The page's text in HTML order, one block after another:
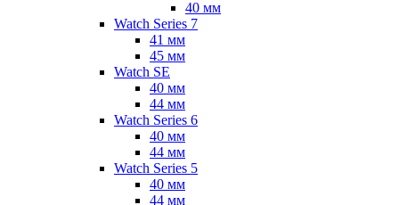
40 мм
Watch Series 7
41 мм
45 мм
Watch SE
40 мм
44 мм
Watch Series 6
40 мм
44 мм
Watch Series 5
40 мм
44 мм